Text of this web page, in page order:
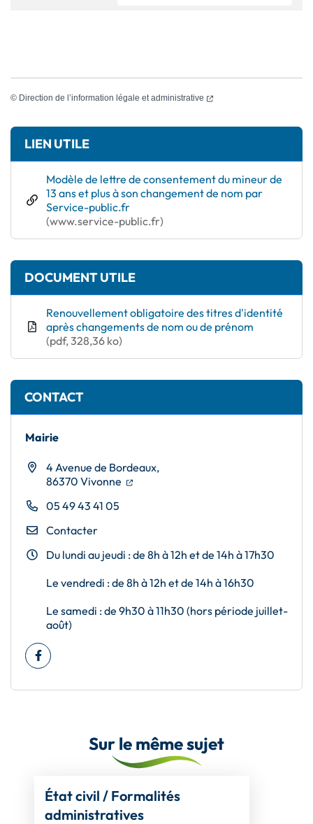
© Direction de l’information légale et administrative (ouverture dans un
Informations complémentaires
LIEN UTILE
Modèle de lettre de consentement du mineur de
13 ans et plus à son changement de nom par
Service-public.fr
(www.service-public.fr)
(ouverture dans un nouvel onglet)
DOCUMENT UTILE
Renouvellement obligatoire des titres d'identité
après changements de nom ou de prénom
(pdf, 328,36 ko)
CONTACT
Mairie
4 Avenue de Bordeaux,
86370 Vivonne (ouverture dans un nouvel onglet)
(ouverture dans un nouvel onglet)
05 49 43 41 05
Contacter
Du lundi au jeudi : de 8h à 12h et de 14h à 17h30
Le vendredi : de 8h à 12h et de 14h à 16h30
Le samedi : de 9h30 à 11h30 (hors période juillet-
août)
Facebook
(ouverture dans un nouvel onglet)
Sur le même sujet
État civil / Formalités
administratives